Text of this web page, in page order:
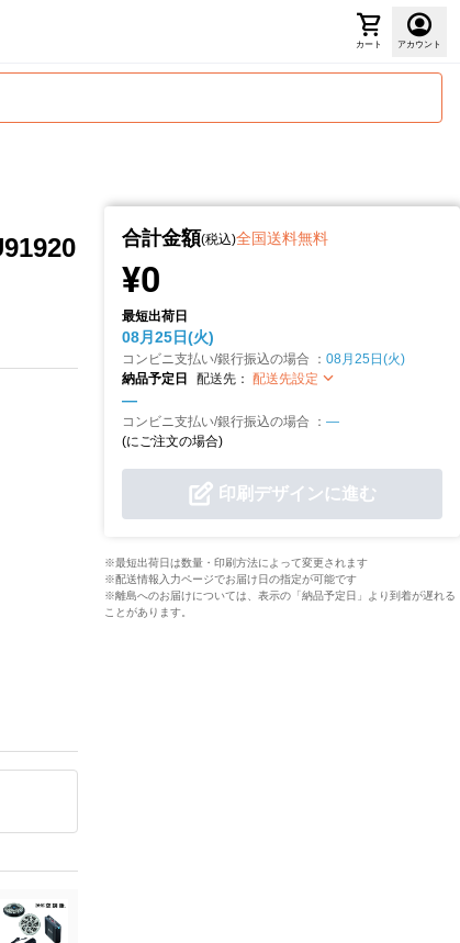
カート アカウント
合計金額(税込)全国送料無料
¥0
最短出荷日
08月25日(火)
コンビニ支払い/銀行振込の場合 ： 08月25日(火)
納品予定日
配送先： 配送先設定
—
コンビニ支払い/銀行振込の場合 ： —
(にご注文の場合)
印刷デザインに進む
※最短出荷日は数量・印刷方法によって変更されます
※配送情報入力ページでお届け日の指定が可能です
※離島へのお届けについては、表示の「納品予定日」より到着が遅れる
ことがあります。